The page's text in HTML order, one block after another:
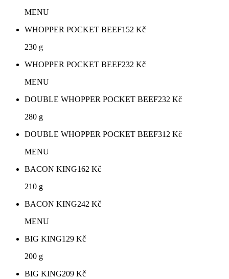
MENU
WHOPPER POCKET BEEF152 Kč
230 g
WHOPPER POCKET BEEF232 Kč
MENU
DOUBLE WHOPPER POCKET BEEF232 Kč
280 g
DOUBLE WHOPPER POCKET BEEF312 Kč
MENU
BACON KING162 Kč
210 g
BACON KING242 Kč
MENU
BIG KING129 Kč
200 g
BIG KING209 Kč